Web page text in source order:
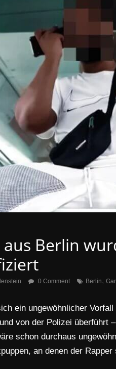
Berlin
0 Comment Berlin,
ein ungewöhnlicher
von der Polizei überführt
schon durchaus
an denen der